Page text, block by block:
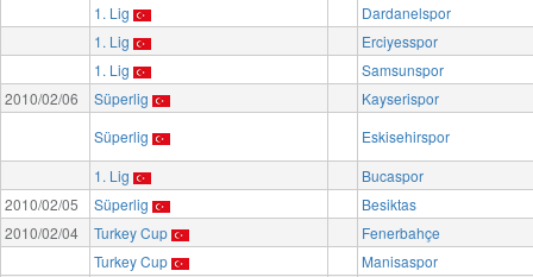
1. Lig
Dardanelspor
1. Lig
Erciyesspor
1. Lig
Samsunspor
2010/02/06
Süperlig
Kayserispor
Süperlig
Eskisehirspor
1. Lig
Bucaspor
2010/02/05
Süperlig
Besiktas
2010/02/04
Turkey Cup
Fenerbahçe
Turkey Cup
Manisaspor